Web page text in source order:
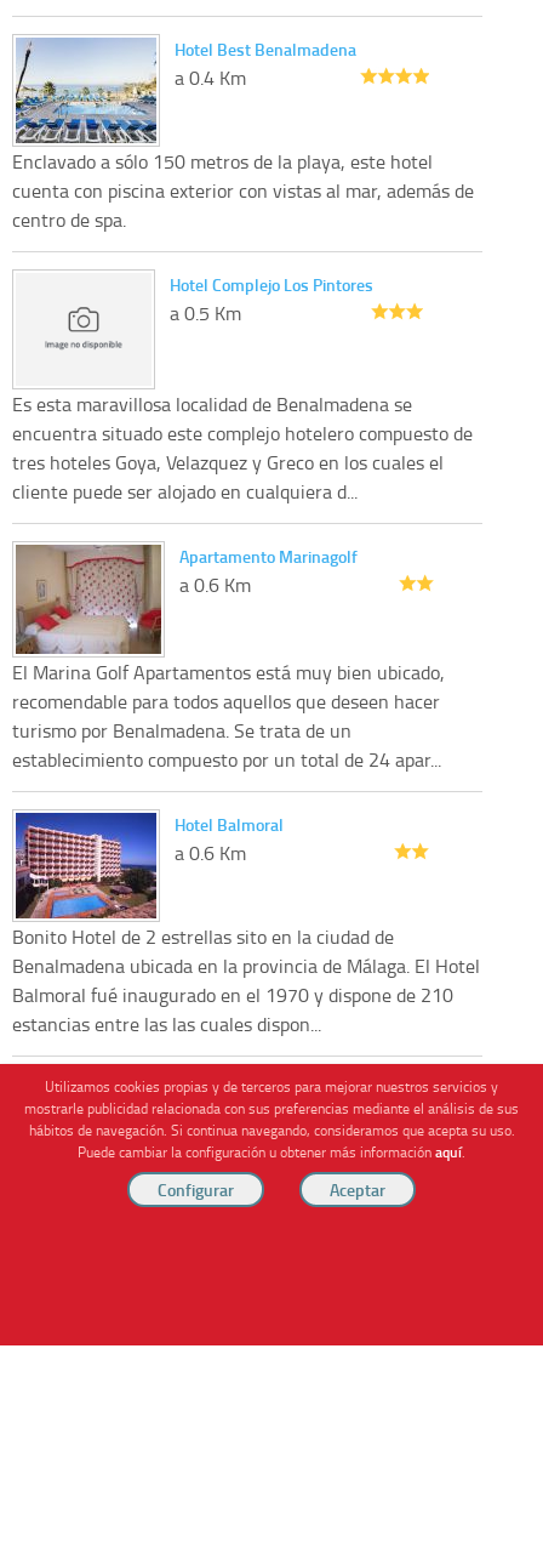
Hotel Best Benalmadena
a 0.4 Km
Enclavado a sólo 150 metros de la playa, este hotel
cuenta con piscina exterior con vistas al mar, además de
centro de spa.
Hotel Complejo Los Pintores
a 0.5 Km
Es esta maravillosa localidad de Benalmadena se
encuentra situado este complejo hotelero compuesto de
tres hoteles Goya, Velazquez y Greco en los cuales el
cliente puede ser alojado en cualquiera d...
Apartamento Marinagolf
a 0.6 Km
El Marina Golf Apartamentos está muy bien ubicado,
recomendable para todos aquellos que deseen hacer
turismo por Benalmadena. Se trata de un
establecimiento compuesto por un total de 24 apar...
Hotel Balmoral
a 0.6 Km
Bonito Hotel de 2 estrellas sito en la ciudad de
Benalmadena ubicada en la provincia de Málaga. El Hotel
Balmoral fué inaugurado en el 1970 y dispone de 210
estancias entre las las cuales dispon...
Nota Legal y Condiciones Generales
Política de Privacidad
Utilizamos cookies propias y de terceros para mejorar nuestros servicios y
mostrarle publicidad relacionada con sus preferencias mediante el análisis de sus
hábitos de navegación. Si continua navegando, consideramos que acepta su uso.
Puede cambiar la configuración u obtener más informaciónaquí.